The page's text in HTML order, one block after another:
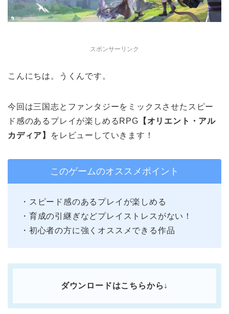
スポンサーリンク
こんにちは。うくんです。
今回は三国志とファンタジーをミックスさせたスピー
ド感のあるプレイが楽しめるRPG 【オリエント・アル
カディア】
をレビューしていきます！
このゲームのオススメポイント
・スピード感のあるプレイが楽しめる
・育成の引継ぎなどプレイストレスがない！
・初心者の方に強くオススメできる作品
ダウンロードはこちらから↓